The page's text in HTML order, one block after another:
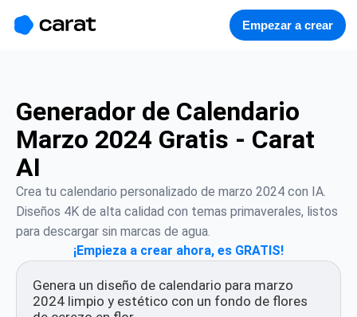
Empezar a crear
Generador de Calendario
Marzo 2024 Gratis - Carat
AI
Crea tu calendario personalizado de marzo 2024 con IA.
Diseños 4K de alta calidad con temas primaverales, listos
para descargar sin marcas de agua.
¡Empieza a crear ahora, es GRATIS!